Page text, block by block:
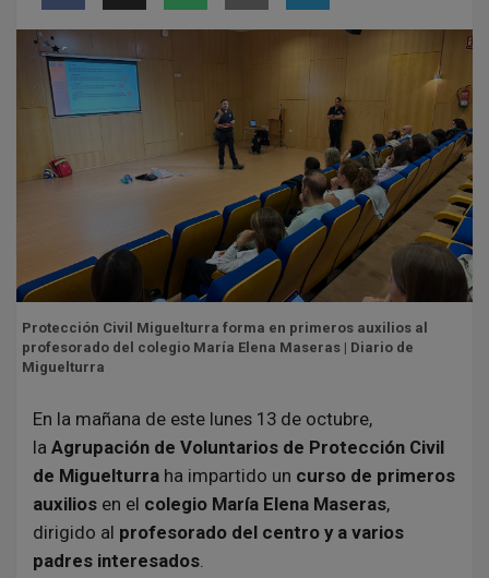
Protección Civil Miguelturra forma en primeros auxilios al
profesorado del colegio María Elena Maseras | Diario de
Miguelturra
En la mañana de este lunes 13 de octubre,
la Agrupación de Voluntarios de Protección Civil
de Miguelturra ha impartido un curso de primeros
auxilios en el colegio María Elena Maseras,
dirigido al profesorado del centro y a varios
padres interesados.